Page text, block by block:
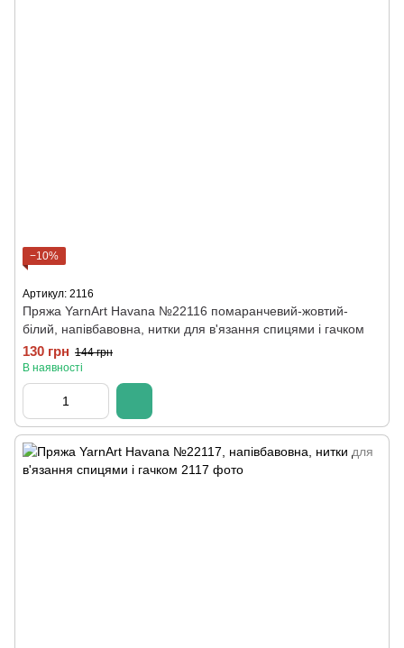
−10%
Артикул: 2116
Пряжа YarnArt Havana №22116 помаранчевий-жовтий-
білий, напівбавовна, нитки для в'язання спицями і гачком
130 грн 144 грн
В наявності